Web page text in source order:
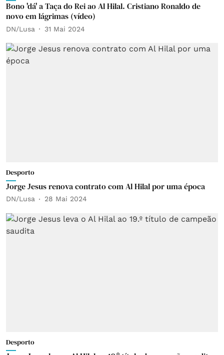
Bono 'dá' a Taça do Rei ao Al Hilal. Cristiano Ronaldo de
novo em lágrimas (vídeo)
DN/Lusa 31 Mai 2024
Desporto
Jorge Jesus renova contrato com Al Hilal por uma época
DN/Lusa 28 Mai 2024
Desporto